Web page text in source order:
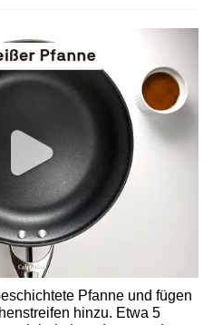
Pfanne und fügen
hinzu. Etwa 5